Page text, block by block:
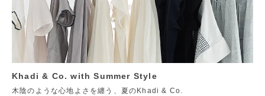
Khadi & Co. with Summer Style
木陰のような心地よさを纏う、夏のKhadi & Co.